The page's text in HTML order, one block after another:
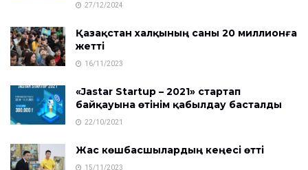
27/12/2024
Қазақстан халқының саны 20 миллионға
жетті
16/11/2023
«Jastar Startup – 2021» стартап
байқауына өтінім қабылдау басталды
22/10/2021
Жас көшбасшылардың кеңесі өтті
15/11/2023